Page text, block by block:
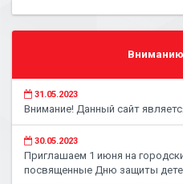
31.05.2023
Внимание! Данный сайт
30.05.2023
Приглашаем 1 июня на
посвященные Дню защиты